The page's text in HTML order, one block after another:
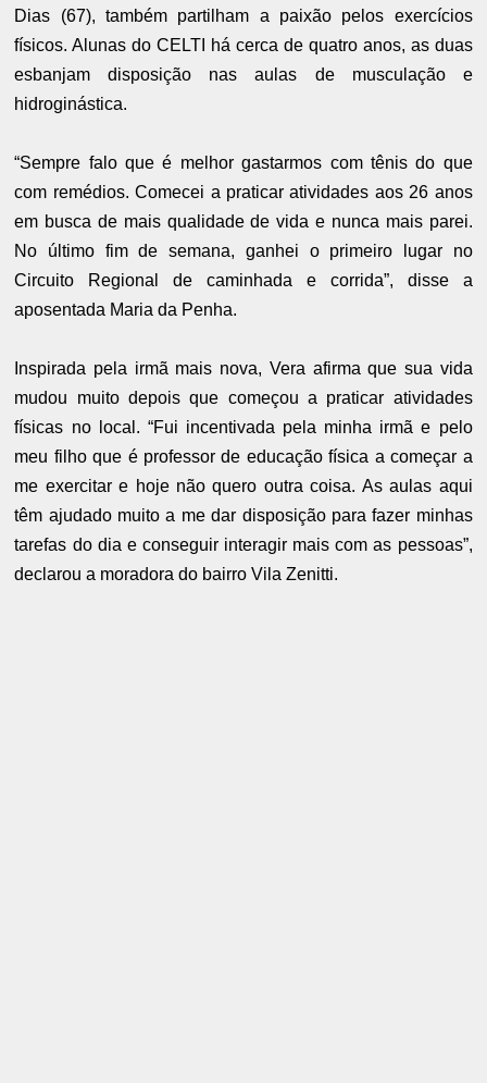
Dias (67), também partilham a paixão pelos exercícios
físicos. Alunas do CELTI há cerca de quatro anos, as duas
esbanjam disposição nas aulas de musculação e
hidroginástica.
“Sempre falo que é melhor gastarmos com tênis do que
com remédios. Comecei a praticar atividades aos 26 anos
em busca de mais qualidade de vida e nunca mais parei.
No último fim de semana, ganhei o primeiro lugar no
Circuito Regional de caminhada e corrida”, disse a
aposentada Maria da Penha.
Inspirada pela irmã mais nova, Vera afirma que sua vida
mudou muito depois que começou a praticar atividades
físicas no local. “Fui incentivada pela minha irmã e pelo
meu filho que é professor de educação física a começar a
me exercitar e hoje não quero outra coisa. As aulas aqui
têm ajudado muito a me dar disposição para fazer minhas
tarefas do dia e conseguir interagir mais com as pessoas”,
declarou a moradora do bairro Vila Zenitti.